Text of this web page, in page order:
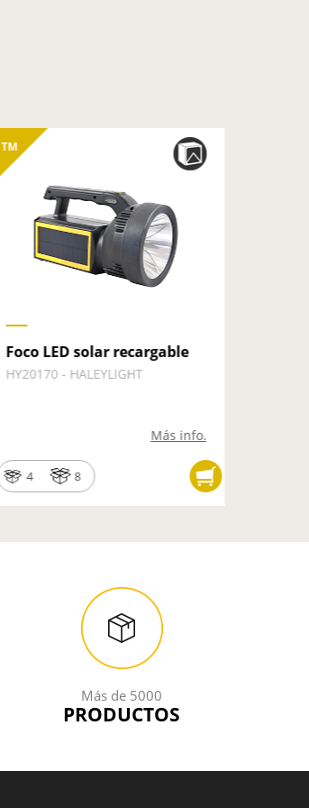
TM
Foco LED solar recargable
HY20170 - HALEYLIGHT
Más info.
4 8
Más de 5000
PRODUCTOS